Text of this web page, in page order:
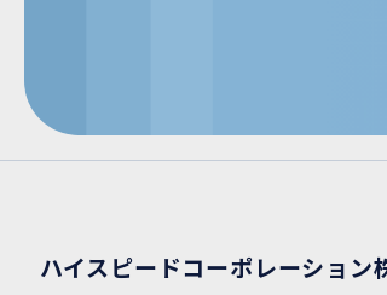
ハイスピードコーポレーション